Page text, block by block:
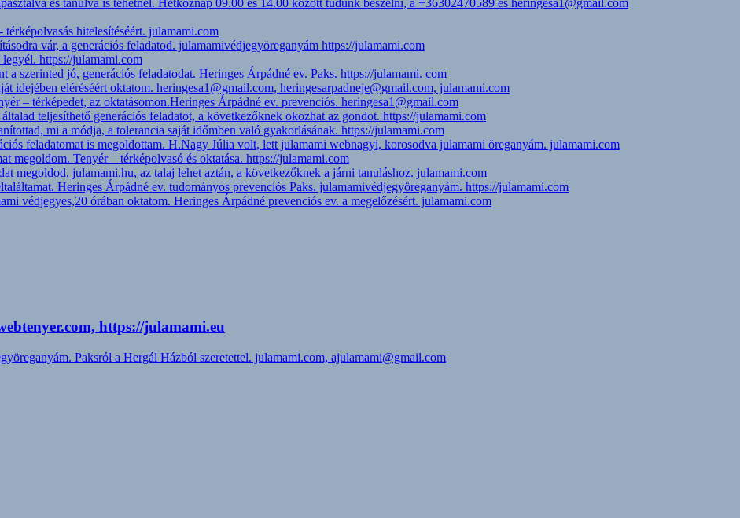
hitelesítéséért. julamami.com
vár, a generációs feladatod. julamamivédjegyöreganyám https://julamami.com
https://julamami.com
a szerinted jó, generációs feladatodat. Heringes Árpádné ev. Paks. https://julamami. com
idejében eléréséért oktatom. heringesa1@gmail.com, heringesarpadneje@gmail.com, julamami.com
– térképedet, az oktatásomon.Heringes Árpádné ev. prevenciós. heringesa1@gmail.com
teljesíthető generációs feladatot, a következőknek okozhat az gondot. https://julamami.com
mi a módja, a tolerancia saját időmben való gyakorlásának. https://julamami.com
feladatomat is megoldottam. H.Nagy Júlia volt, lett julamami webnagyi, korosodva julamami öreganyám. julamami.com
megoldom. Tenyér – térképolvasó és oktatása. https://julamami.com
megoldod, julamami.hu, az talaj lehet aztán, a következőknek a járni tanuláshoz. julamami.com
Heringes Árpádné ev. tudományos prevenciós Paks. julamamivédjegyöreganyám. https://julamami.com
védjegyes,20 órában oktatom. Heringes Árpádné prevenciós ev. a megelőzésért. julamami.com
https://julamami.eu
Paksról a Hergál Házból szeretettel. julamami.com, ajulamami@gmail.com